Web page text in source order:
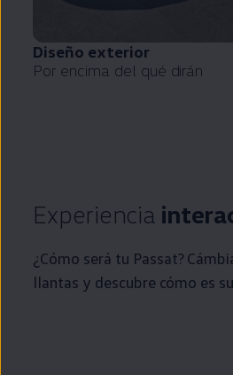
Diseño exterior
Por encima del qué dirán
Experiencia
¿Cómo será tu Passat?
llantas y descubre cómo es